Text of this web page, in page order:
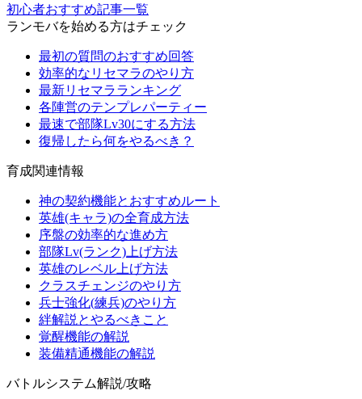
初心者おすすめ記事一覧
ランモバを始める方はチェック
最初の質問のおすすめ回答
効率的なリセマラのやり方
最新リセマラランキング
各陣営のテンプレパーティー
最速で部隊Lv30にする方法
復帰したら何をやるべき？
育成関連情報
神の契約機能とおすすめルート
英雄(キャラ)の全育成方法
序盤の効率的な進め方
部隊Lv(ランク)上げ方法
英雄のレベル上げ方法
クラスチェンジのやり方
兵士強化(練兵)のやり方
絆解説とやるべきこと
覚醒機能の解説
装備精通機能の解説
バトルシステム解説/攻略